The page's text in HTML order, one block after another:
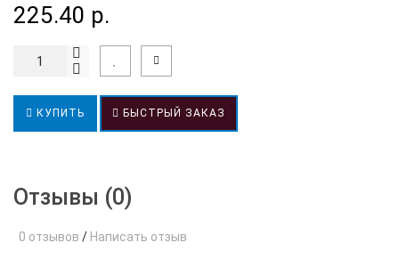
225.40 р.
КУПИТЬ БЫСТРЫЙ ЗАКАЗ
Отзывы (0)
0 отзывов / Написать отзыв